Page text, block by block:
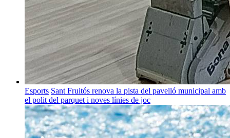
Esports Sant Fruitós renova la pista del pavelló municipal amb
el polit del parquet i noves línies de joc